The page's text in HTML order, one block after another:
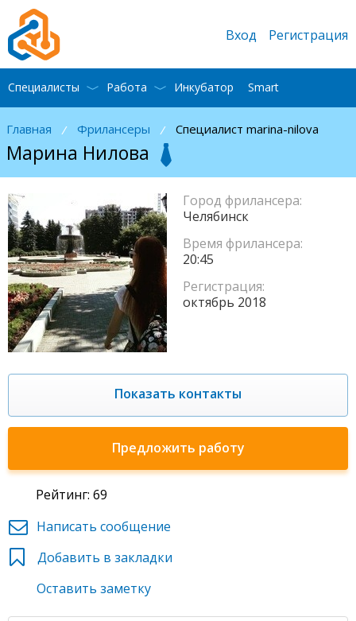
Главная / Фрилансеры / Специалист marina-nilova
Марина Нилова
Город фрилансера:
Челябинск
Время фрилансера:
20:45
Регистрация:
октябрь 2018
Показать контакты
Предложить работу
Рейтинг: 69
Написать сообщение
Добавить в закладки
Оставить заметку
Вход Регистрация
Специалисты Работа Инкубатор Smart